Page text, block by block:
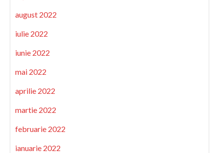
august 2022
iulie 2022
iunie 2022
mai 2022
aprilie 2022
martie 2022
februarie 2022
ianuarie 2022